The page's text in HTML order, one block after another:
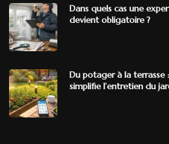
Dans quels cas une
devient obligatoire ?
Du potager à la
simplifie l’entretien du